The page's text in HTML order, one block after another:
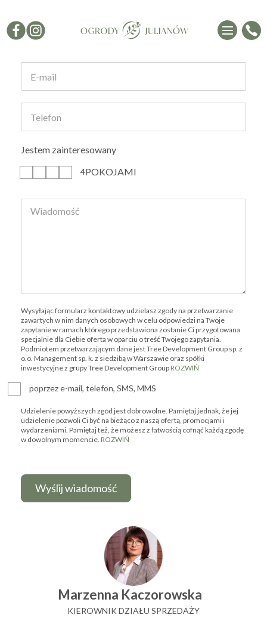
Jestem zainteresowany
4POKOJAMI
Wysyłając formularz kontaktowy udzielasz zgody na przetwarzanie
zawartych w nim danych osobowych w celu odpowiedzi na Twoje
zapytanie w ramach którego przedstawiona zostanie Ci przygotowana
specjalnie dla Ciebie oferta w oparciu o treść Twojego zapytania.
Podmiotem przetwarzającym dane jest Tree Development Group sp. z
o.o. Management sp. k. z siedzibą w Warszawie oraz spółki
inwestycyjne z grupy Tree Development Group ROZWIŃ
poprzez e-mail, telefon, SMS, MMS
Udzielenie powyższych zgód jest dobrowolne. Pamiętaj jednak, że jej
udzielenie pozwoli Ci być na bieżąco z naszą ofertą, promocjami i
wydarzeniami. Pamiętaj też, że możesz z łatwością cofnąć każdą zgodę
w dowolnym momencie. ROZWIŃ
Marzenna Kaczorowska
KIEROWNIK DZIAŁU SPRZEDAŻY